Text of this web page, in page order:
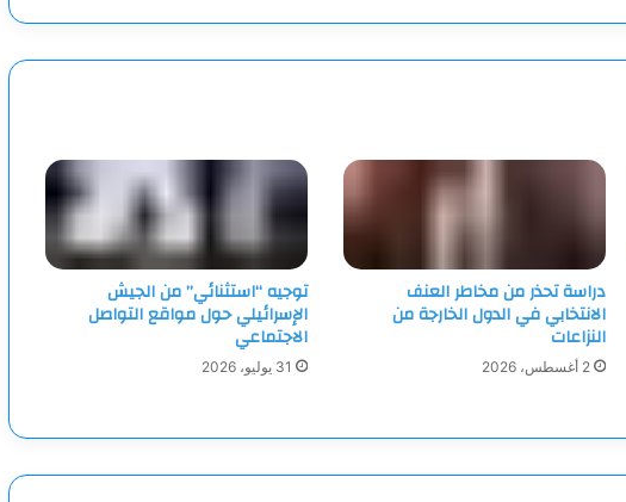
دراسة تحذر من مخاطر العنف
الانتخابي في الدول الخارجة من
النزاعات
2 أغسطس، 2026
توجيه “استثنائي” من الجيش
الإسرائيلي حول مواقع التواصل
الاجتماعي
31 يوليو، 2026